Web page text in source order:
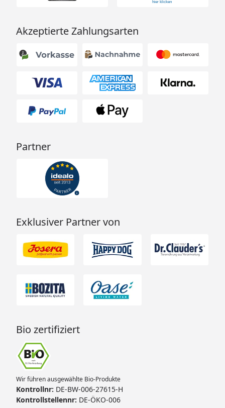
Akzeptierte Zahlungsarten
Partner
Exklusiver Partner von
Bio zertifiziert
Wir führen ausgewählte Bio-Produkte
Kontrollnr: DE-BW-006-27615-H
Kontrollstellennr: DE-ÖKO-006